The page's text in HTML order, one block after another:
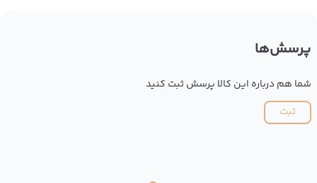
پرسش‌ها
شما هم درباره این کالا پرسش ثبت کنید
ثبت